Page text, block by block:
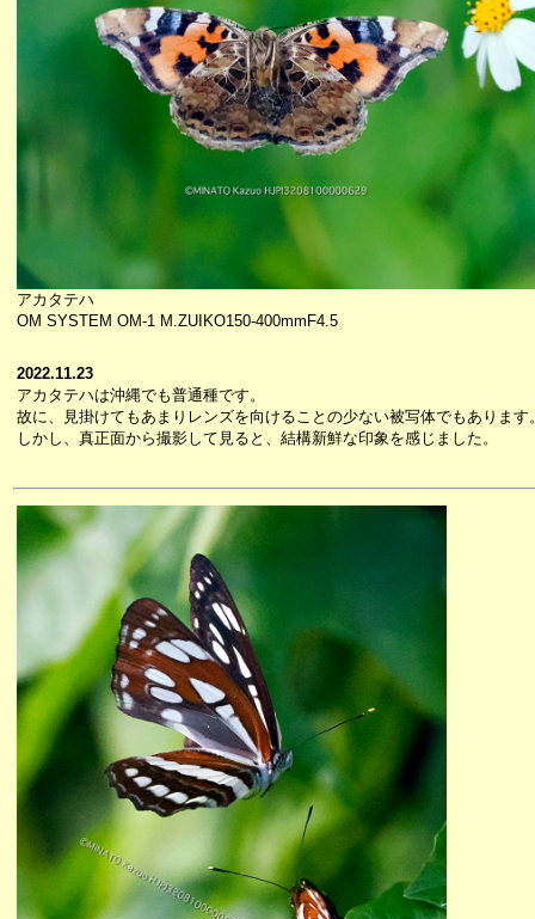
アカタテハ
OM SYSTEM OM-1 M.ZUIKO150-400mmF4.5
2022.11.23
アカタテハは沖縄でも普通種です。
故に、見掛けてもあまりレンズを向けることの少ない被写体でもあります
しかし、真正面から撮影して見ると、結構新鮮な印象を感じました。